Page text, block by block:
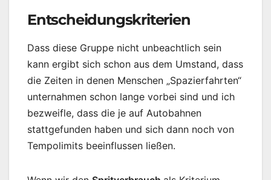
Entscheidungskriterien
Dass diese Gruppe nicht unbeachtlich sein
kann ergibt sich schon aus dem Umstand, dass
die Zeiten in denen Menschen „Spazierfahrten“
unternahmen schon lange vorbei sind und ich
bezweifle, dass die je auf Autobahnen
stattgefunden haben und sich dann noch von
Tempolimits beeinflussen ließen.